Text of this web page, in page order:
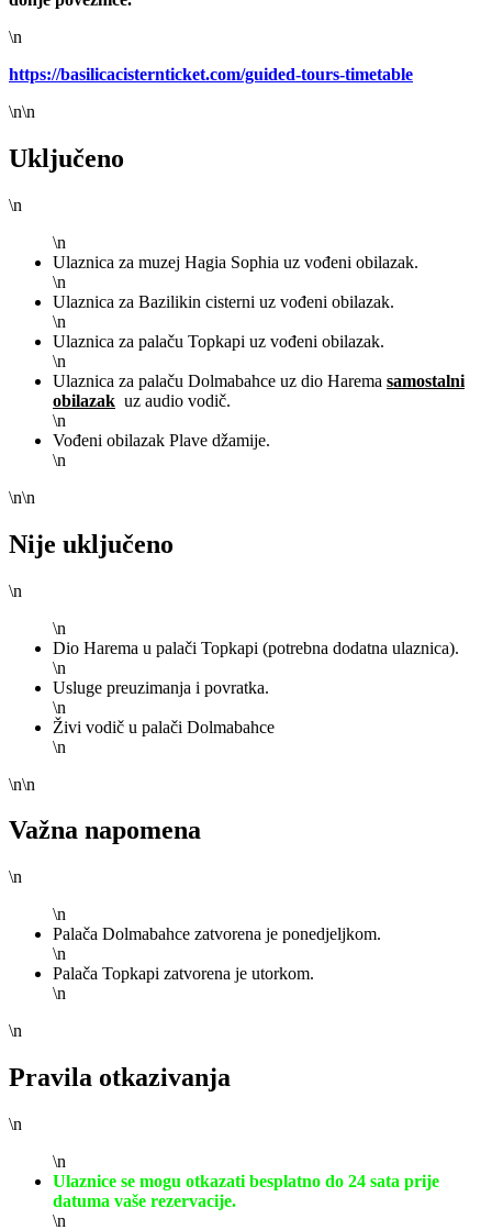
\n
https://basilicacisternticket.com/guided-tours-timetable
\n\n
Uključeno
\n
\n
Ulaznica za muzej Hagia Sophia uz vođeni obilazak.
\n
Ulaznica za Bazilikin cisterni uz vođeni obilazak.
\n
Ulaznica za palaču Topkapi uz vođeni obilazak.
\n
Ulaznica za palaču Dolmabahce uz dio Harema samostalni
obilazak uz audio vodič.
\n
Vođeni obilazak Plave džamije.
\n
\n\n
Nije uključeno
\n
\n
Dio Harema u palači Topkapi (potrebna dodatna ulaznica).
\n
Usluge preuzimanja i povratka.
\n
Živi vodič u palači Dolmabahce
\n
\n\n
Važna napomena
\n
\n
Palača Dolmabahce zatvorena je ponedjeljkom.
\n
Palača Topkapi zatvorena je utorkom.
\n
\n
Pravila otkazivanja
\n
\n
Ulaznice se mogu otkazati besplatno do 24 sata prije
datuma vaše rezervacije.
\n